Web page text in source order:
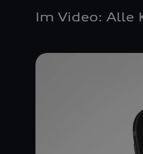
Im Video: Alle